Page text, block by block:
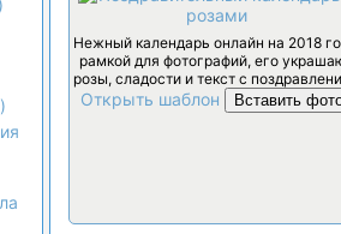
Нежный календарь онлайн на 2018
рамкой для фотографий, его
розы, сладости и текст с
Открыть шаблон Вставить